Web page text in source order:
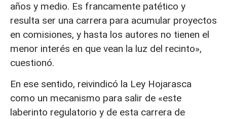
años y medio. Es francamente patético y
resulta ser una carrera para acumular proyectos
en comisiones, y hasta los autores no tienen el
menor interés en que vean la luz del recinto»,
cuestionó.
En ese sentido, reivindicó la Ley Hojarasca
como un mecanismo para salir de «este
laberinto regulatorio y de esta carrera de